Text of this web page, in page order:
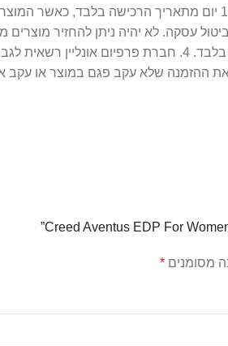
עסקה. לא יהיה ניתן להחזיר
ההזמנה שלא עקב פגם במוצר או עקב
מסומנים *